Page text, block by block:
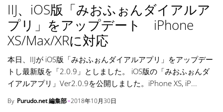
IIJ、iOS版「みおふぉんダイアルア
プリ」をアップデート iPhone
XS/Max/XRに対応
本日、IIJが iOS版「みおふぉんダイアルアプリ」をアップデー
トし最新版を「2.0.9」としました。 iOS版の「みおふぉんダ
イアルアプリ」Ver2.0.9を公開しました。iPhone XS, iP...
By Purudo.net 編集部 2018年10月30日